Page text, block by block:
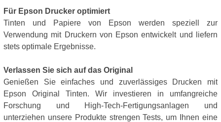
Für Epson Drucker optimiert
Tinten und Papiere von Epson werden speziell zur
Verwendung mit Druckern von Epson entwickelt und liefern
stets optimale Ergebnisse.
Verlassen Sie sich auf das Original
Genießen Sie einfaches und zuverlässiges Drucken mit
Epson Original Tinten. Wir investieren in umfangreiche
Forschung und High-Tech-Fertigungsanlagen und
unterziehen unsere Produkte strengen Tests, um Ihnen eine